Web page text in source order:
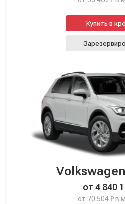
от 4 840
от 70 504 ₽ в